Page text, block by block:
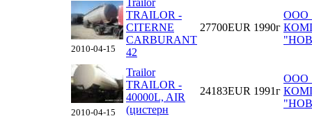
2010-04-15
Trailor
TRAILOR -
CITERNE
CARBURANT
42
27700EUR 1990г
ООО
2010-04-15
Trailor
TRAILOR -
40000L, AIR
(цистерн
24183EUR 1991г
ООО